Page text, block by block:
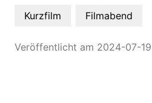
Kurzfilm Filmabend
Veröffentlicht am 2024-07-